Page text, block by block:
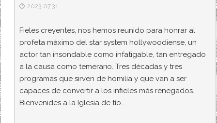
2023.07.31
Fieles creyentes, nos hemos reunido para honrar al
profeta máximo del star system hollywoodiense, un
actor tan insondable como infatigable, tan entregado
a la causa como temerario. Tres décadas y tres
programas que sirven de homilía y que van a ser
capaces de convertir a los infieles más renegados.
Bienvenides a la Iglesia de tío…